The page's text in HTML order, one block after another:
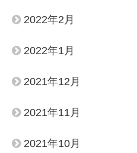
2022年2月
2022年1月
2021年12月
2021年11月
2021年10月